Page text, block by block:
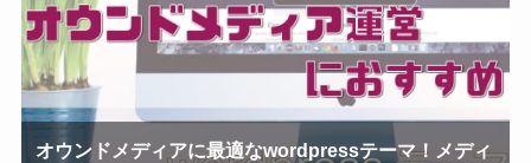
オウンドメディアに最適なwordpressテーマ！メディ